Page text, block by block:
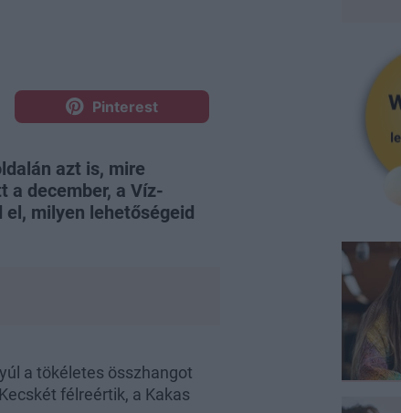
Pinterest
azt is, mire
a december, a Víz-
milyen lehetőségeid
a tökéletes összhangot
félreértik, a Kakas